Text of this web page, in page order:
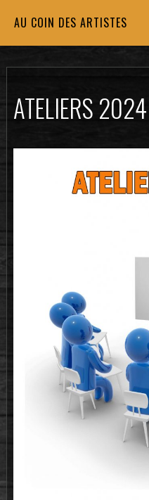
AU COIN DES ARTISTES
ATELIERS 2024